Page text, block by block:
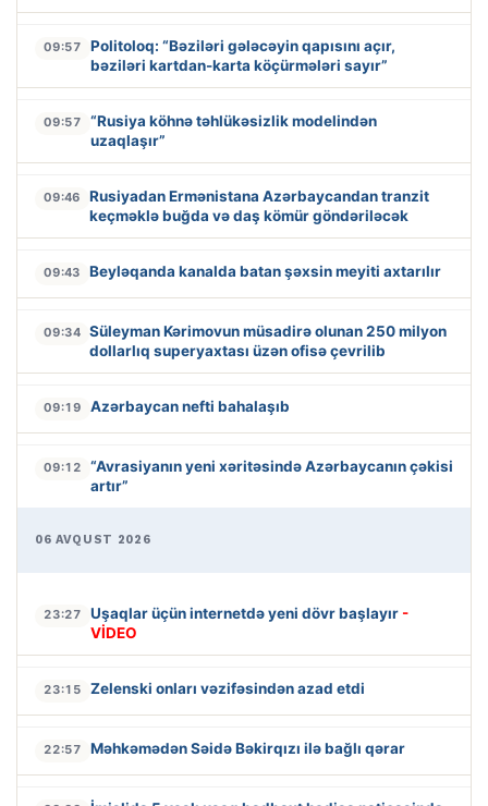
09:57
Politoloq: “Bəziləri gələcəyin qapısını açır,
bəziləri kartdan-karta köçürmələri sayır”
09:57
“Rusiya köhnə təhlükəsizlik modelindən
uzaqlaşır”
09:46
Rusiyadan Ermənistana Azərbaycandan tranzit
keçməklə buğda və daş kömür göndəriləcək
09:43 Beyləqanda kanalda batan şəxsin meyiti axtarılır
09:34 Süleyman Kərimovun müsadirə olunan 250 milyon
dollarlıq superyaxtası üzən ofisə çevrilib
09:19 Azərbaycan nefti bahalaşıb
09:12
“Avrasiyanın yeni xəritəsində Azərbaycanın çəkisi
artır”
06 AVQUST 2026
23:27 Uşaqlar üçün internetdə yeni dövr başlayır -
VİDEO
23:15 Zelenski onları vəzifəsindən azad etdi
22:57 Məhkəmədən Səidə Bəkirqızı ilə bağlı qərar